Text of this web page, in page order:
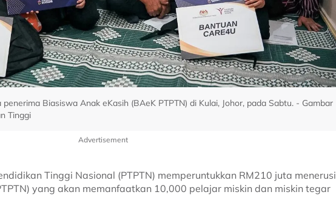
Biasiswa Anak eKasih (BAeK PTPTN) di Kulai, Johor, pada Sabtu. - Gambar
Tinggi
Advertisement
Tinggi Nasional (PTPTN) memperuntukkan RM210 juta menerusi
yang akan memanfaatkan 10,000 pelajar miskin dan miskin tegar